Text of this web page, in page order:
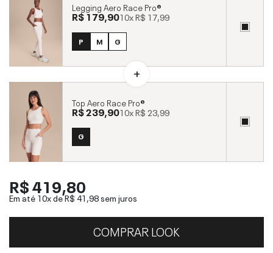
Legging Aero Race Pro®
R$ 179,9010xR$ 17,99
P M G
Top Aero Race Pro®
R$ 239,9010xR$ 23,99
G
R$ 419,80
Em até 10x deR$ 41,98sem juros
COMPRAR LOOK